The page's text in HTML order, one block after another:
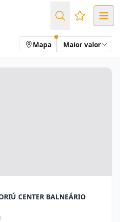
Favoritos
Mapa Maior valor
CENTER BALNEÁRIO